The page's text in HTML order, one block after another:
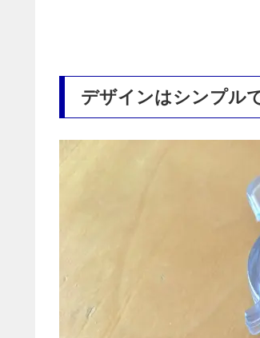
デザインはシンプル